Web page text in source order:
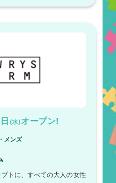
(水)オープン!
メンズ
トに、すべての大人の女性